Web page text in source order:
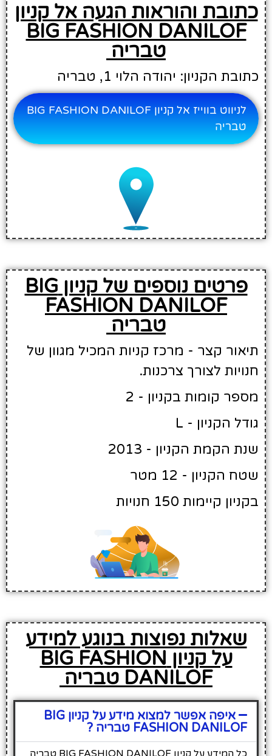
כתובת והוראות הגעה אל קניון
BIG FASHION DANILOF
טבריה
כתובת הקניון: יהודה הלוי 1, טבריה
לניווט בווייז אל קניון BIG FASHION DANILOF
טבריה
פרטים נוספים של קניון BIG
FASHION DANILOF
טבריה
תיאור קצר - מרכז קניות המכיל מגוון של
חנויות לצורך צרכנות.
מספר קומות בקניון - 2
גודל הקניון - L
שנת הקמת הקניון - 2013
שטח הקניון - 12 מטר
בקניון קיימות 150 חנויות
שאלות נפוצות בנוגע למידע
על קניון BIG FASHION
DANILOF טבריה
איפה אפשר למצוא מידע על קניון BIG
FASHION DANILOF טבריה ?
כל המידע על קניון BIG FASHION DANILOF טבריה